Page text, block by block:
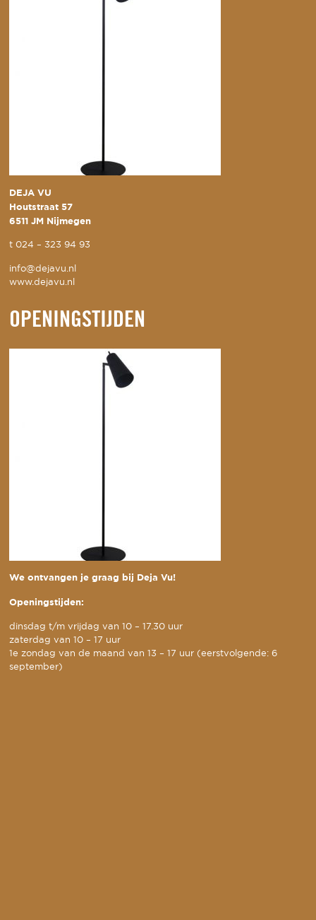
DEJA VU
Houtstraat 57
6511 JM Nijmegen
t024 – 323 94 93
info@dejavu.nl
www.dejavu.nl
OPENINGSTIJDEN
We ontvangen je graag bij Deja Vu!
Openingstijden:
dinsdag t/m vrijdag van 10 – 17.30 uur
zaterdag van 10 – 17 uur
1e zondag van de maand van 13 – 17 uur (eerstvolgende: 6
september)